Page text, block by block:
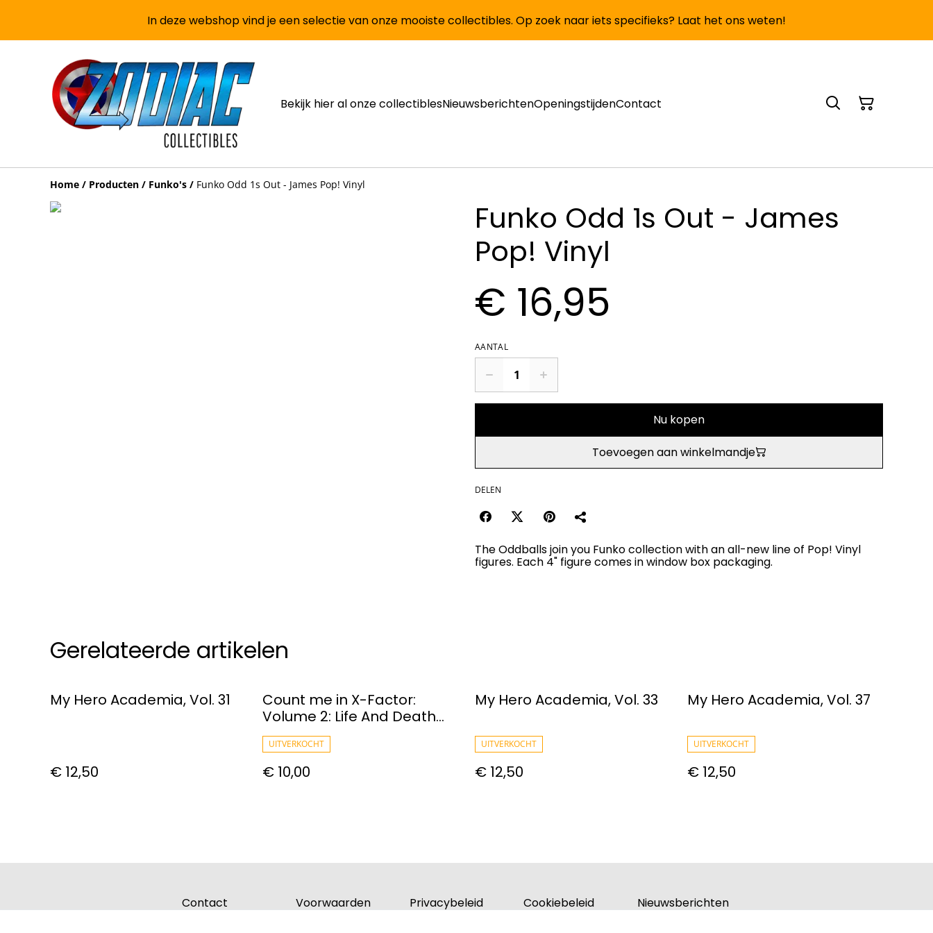
In deze webshop vind je een selectie van onze mooiste collectibles. Op zoek naar iets specifieks? Laat het ons weten!
Bekijk hier al onze collectiblesNieuwsberichtenOpeningstijdenContact
Home / Producten / Funko's / Funko Odd 1s Out - James Pop! Vinyl
Funko Odd 1s Out - James
Pop! Vinyl
€ 16,95
AANTAL
Nu kopen
Toevoegen aan winkelmandje
DELEN
The Oddballs join you Funko collection with an all-new line of Pop! Vinyl
figures. Each 4" figure comes in window box packaging.
Gerelateerde artikelen
My Hero Academia, Vol. 31
€ 12,50
Count me in X-Factor:
Volume 2: Life And Death
Matters
UITVERKOCHT
€ 10,00
My Hero Academia, Vol. 33
UITVERKOCHT
€ 12,50
My Hero Academia, Vol. 37
UITVERKOCHT
€ 12,50
Contact Voorwaarden Privacybeleid Cookiebeleid Nieuwsberichten